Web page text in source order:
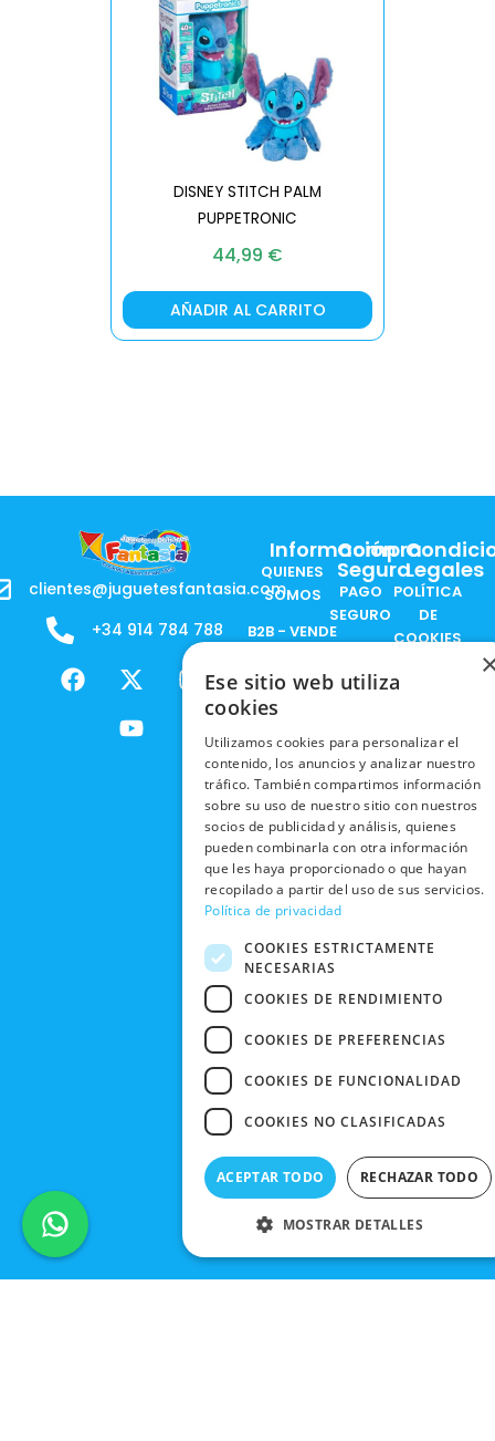
DISNEY STITCH PALM
PUPPETRONIC
44,99 €
AÑADIR AL CARRITO
clientes@juguetesfantasia.com
+34 914 784 788
F
a
X
-
t
w
m
Y
o
u
t
Información
QUIENES
SOMOS
B2B - VENDE
PRODUCTOS
RESPONSABILIDAD
SOCIAL
TRABAJA
CON
NOSOTROS
NUESTRAS
TIENDAS
BLACK
FRIDAY
CONTACTO
Compra
Segura
PAGO
SEGURO
NACIONALES
INTERNACIONALES
RECOGIDA
EN TIENDA
DEVOLUCIONES
Y CAMBIOS
CANCELAR
PEDIDO
Legales
POLÍTICA
DE
COOKIES
POLÍTICAS
EN RRSS
POLÍTICA DE
PRIVACIDAD
CONDICIONES
DE COMPRA
Ese sitio web utiliza
cookies
Utilizamos cookies para personalizar el
contenido, los anuncios y analizar nuestro
tráfico. También compartimos información
sobre su uso de nuestro sitio con nuestros
socios de publicidad y análisis, quienes
pueden combinarla con otra información
que les haya proporcionado o que hayan
recopilado a partir del uso de sus servicios.
Política de privacidad
COOKIES ESTRICTAMENTE
NECESARIAS
COOKIES DE RENDIMIENTO
COOKIES DE PREFERENCIAS
COOKIES DE FUNCIONALIDAD
COOKIES NO CLASIFICADAS
ACEPTAR TODO RECHAZAR TODO
MOSTRAR DETALLES